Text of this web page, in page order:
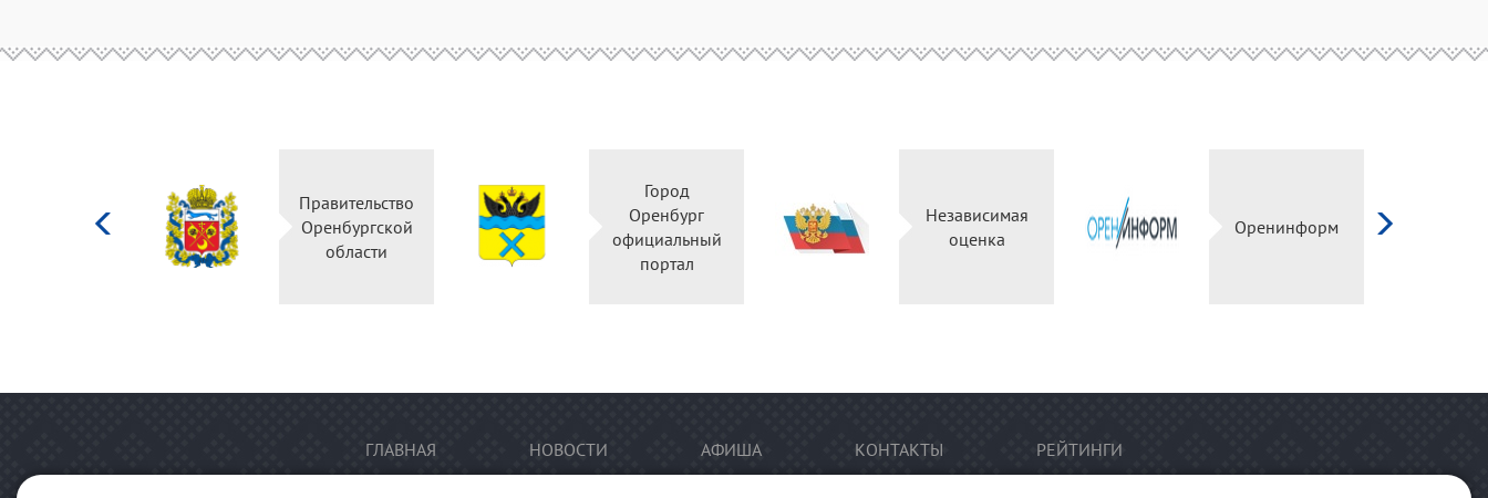
Правительство
Оренбургской
области
Город
Оренбург
официальный
портал
Независимая
оценка
Оренинформ
ГЛАВНАЯ НОВОСТИ АФИША КОНТАКТЫ РЕЙТИНГИ